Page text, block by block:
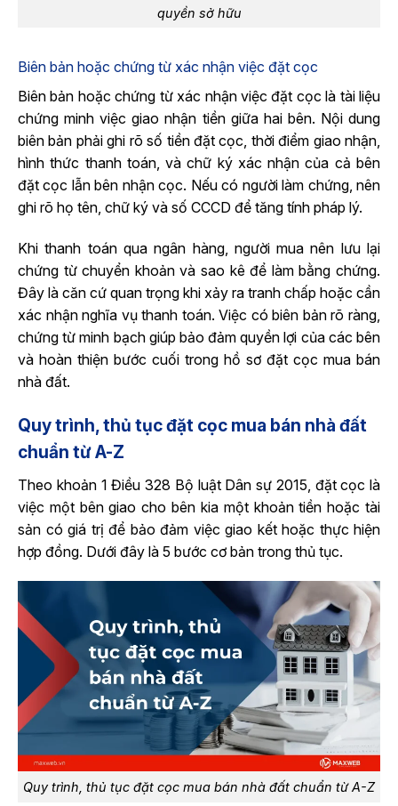
quyền sở hữu
Biên bản hoặc chứng từ xác nhận việc đặt cọc
Biên bản hoặc chứng từ xác nhận việc đặt cọc là tài liệu
chứng minh việc giao nhận tiền giữa hai bên. Nội dung
biên bản phải ghi rõ số tiền đặt cọc, thời điểm giao nhận,
hình thức thanh toán, và chữ ký xác nhận của cả bên
đặt cọc lẫn bên nhận cọc. Nếu có người làm chứng, nên
ghi rõ họ tên, chữ ký và số CCCD để tăng tính pháp lý.
Khi thanh toán qua ngân hàng, người mua nên lưu lại
chứng từ chuyển khoản và sao kê để làm bằng chứng.
Đây là căn cứ quan trọng khi xảy ra tranh chấp hoặc cần
xác nhận nghĩa vụ thanh toán. Việc có biên bản rõ ràng,
chứng từ minh bạch giúp bảo đảm quyền lợi của các bên
và hoàn thiện bước cuối trong hồ sơ đặt cọc mua bán
nhà đất.
Quy trình, thủ tục đặt cọc mua bán nhà đất
chuẩn từ A-Z
Theo khoản 1 Điều 328 Bộ luật Dân sự 2015, đặt cọc là
việc một bên giao cho bên kia một khoản tiền hoặc tài
sản có giá trị để bảo đảm việc giao kết hoặc thực hiện
hợp đồng. Dưới đây là 5 bước cơ bản trong thủ tục.
Quy trình, thủ tục đặt cọc mua bán nhà đất chuẩn từ A-Z